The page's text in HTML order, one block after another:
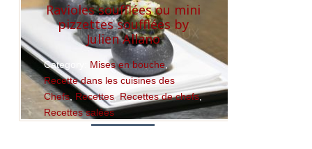
Ravioles soufflées ou mini
pizzettes soufflées by
Julien Allano
Category: Mises en bouche,
Recette dans les cuisines des
Chefs, Recettes,Recettes de chefs,
Recettes salées